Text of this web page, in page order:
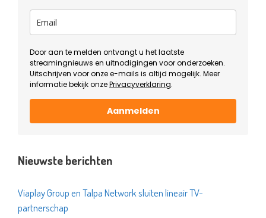
Door aan te melden ontvangt u het laatste
streamingnieuws en uitnodigingen voor onderzoeken.
Uitschrijven voor onze e-mails is altijd mogelijk. Meer
informatie bekijk onzePrivacyverklaring.
Aanmelden
Nieuwste berichten
Viaplay Group en Talpa Network sluiten lineair TV-
partnerschap